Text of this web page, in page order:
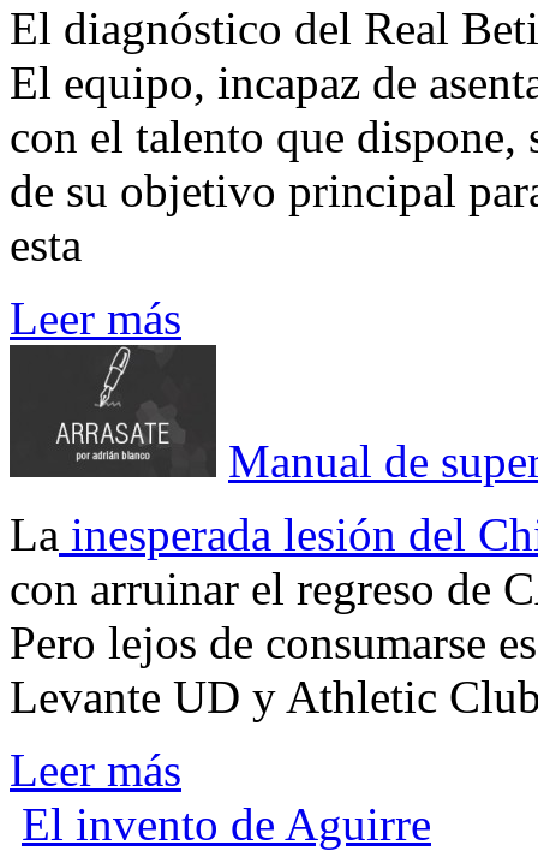
El diagnóstico del Real
El equipo, incapaz de
con el talento que dispone,
de su objetivo principal
esta
Leer más
Manual de
La inesperada lesión del
con arruinar el regreso de
Pero lejos de consumarse
Levante UD y Athletic
Leer más
El invento de Aguirre